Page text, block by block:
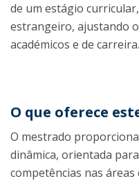
de um estágio
estrangeiro, ajustando
académicos e de carreira.
O que oferece
O mestrado
dinâmica, orientada
competências nas